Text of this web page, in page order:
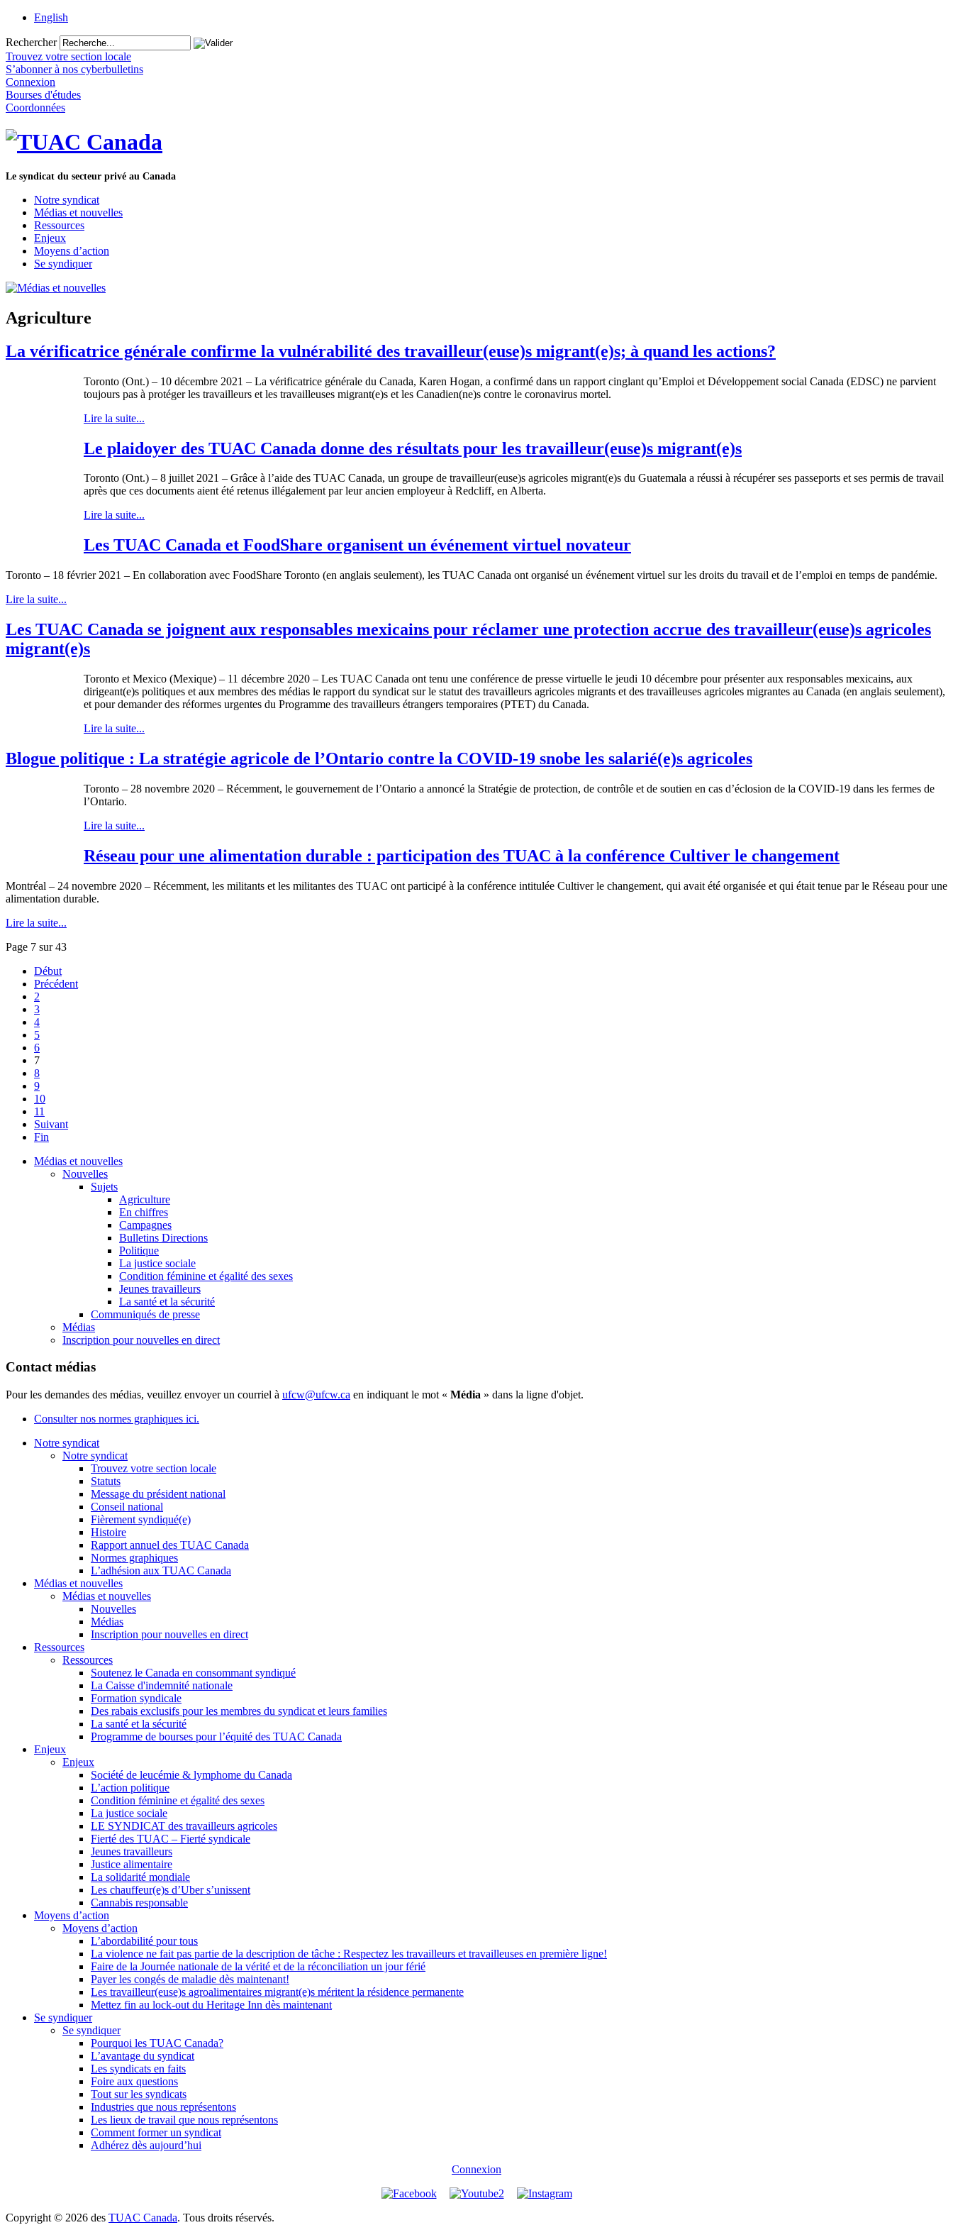
English
Rechercher
Trouvez votre section locale
S’abonner à nos cyberbulletins
Connexion
Bourses d'études
Coordonnées
Le syndicat du secteur privé au Canada
Notre syndicat
Médias et nouvelles
Ressources
Enjeux
Moyens d’action
Se syndiquer
Agriculture
La vérificatrice générale confirme la vulnérabilité des travailleur(euse)s migrant(e)s; à quand les actions?
Toronto (Ont.) – 10 décembre 2021 – La vérificatrice générale du Canada, Karen Hogan, a confirmé dans un rapport cinglant qu’Emploi et Développement social Canada (EDSC) ne parvient
toujours pas à protéger les travailleurs et les travailleuses migrant(e)s et les Canadien(ne)s contre le coronavirus mortel.
Lire la suite...
Le plaidoyer des TUAC Canada donne des résultats pour les travailleur(euse)s migrant(e)s
Toronto (Ont.) – 8 juillet 2021 – Grâce à l’aide des TUAC Canada, un groupe de travailleur(euse)s agricoles migrant(e)s du Guatemala a réussi à récupérer ses passeports et ses permis de travail
après que ces documents aient été retenus illégalement par leur ancien employeur à Redcliff, en Alberta.
Lire la suite...
Les TUAC Canada et FoodShare organisent un événement virtuel novateur
Toronto – 18 février 2021 – En collaboration avec FoodShare Toronto (en anglais seulement), les TUAC Canada ont organisé un événement virtuel sur les droits du travail et de l’emploi en temps de pandémie.
Lire la suite...
Les TUAC Canada se joignent aux responsables mexicains pour réclamer une protection accrue des travailleur(euse)s agricoles
migrant(e)s
Toronto et Mexico (Mexique) – 11 décembre 2020 – Les TUAC Canada ont tenu une conférence de presse virtuelle le jeudi 10 décembre pour présenter aux responsables mexicains, aux
dirigeant(e)s politiques et aux membres des médias le rapport du syndicat sur le statut des travailleurs agricoles migrants et des travailleuses agricoles migrantes au Canada (en anglais seulement),
et pour demander des réformes urgentes du Programme des travailleurs étrangers temporaires (PTET) du Canada.
Lire la suite...
Blogue politique : La stratégie agricole de l’Ontario contre la COVID-19 snobe les salarié(e)s agricoles
Toronto – 28 novembre 2020 – Récemment, le gouvernement de l’Ontario a annoncé la Stratégie de protection, de contrôle et de soutien en cas d’éclosion de la COVID-19 dans les fermes de
l’Ontario.
Lire la suite...
Réseau pour une alimentation durable : participation des TUAC à la conférence Cultiver le changement
Montréal – 24 novembre 2020 – Récemment, les militants et les militantes des TUAC ont participé à la conférence intitulée Cultiver le changement, qui avait été organisée et qui était tenue par le Réseau pour une
alimentation durable.
Lire la suite...
Page 7 sur 43
Début
Précédent
2
3
4
5
6
7
8
9
10
11
Suivant
Fin
Médias et nouvelles
Nouvelles
Sujets
Agriculture
En chiffres
Campagnes
Bulletins Directions
Politique
La justice sociale
Condition féminine et égalité des sexes
Jeunes travailleurs
La santé et la sécurité
Communiqués de presse
Médias
Inscription pour nouvelles en direct
Contact médias
Pour les demandes des médias, veuillez envoyer un courriel à ufcw@ufcw.ca en indiquant le mot « Média » dans la ligne d'objet.
Consulter nos normes graphiques ici.
Notre syndicat
Notre syndicat
Trouvez votre section locale
Statuts
Message du président national
Conseil national
Fièrement syndiqué(e)
Histoire
Rapport annuel des TUAC Canada
Normes graphiques
L’adhésion aux TUAC Canada
Médias et nouvelles
Médias et nouvelles
Nouvelles
Médias
Inscription pour nouvelles en direct
Ressources
Ressources
Soutenez le Canada en consommant syndiqué
La Caisse d'indemnité nationale
Formation syndicale
Des rabais exclusifs pour les membres du syndicat et leurs families
La santé et la sécurité
Programme de bourses pour l’équité des TUAC Canada
Enjeux
Enjeux
Société de leucémie & lymphome du Canada
L’action politique
Condition féminine et égalité des sexes
La justice sociale
LE SYNDICAT des travailleurs agricoles
Fierté des TUAC – Fierté syndicale
Jeunes travailleurs
Justice alimentaire
La solidarité mondiale
Les chauffeur(e)s d’Uber s’unissent
Cannabis responsable
Moyens d’action
Moyens d’action
L’abordabilité pour tous
La violence ne fait pas partie de la description de tâche : Respectez les travailleurs et travailleuses en première ligne!
Faire de la Journée nationale de la vérité et de la réconciliation un jour férié
Payer les congés de maladie dès maintenant!
Les travailleur(euse)s agroalimentaires migrant(e)s méritent la résidence permanente
Mettez fin au lock-out du Heritage Inn dès maintenant
Se syndiquer
Se syndiquer
Pourquoi les TUAC Canada?
L’avantage du syndicat
Les syndicats en faits
Foire aux questions
Tout sur les syndicats
Industries que nous représentons
Les lieux de travail que nous représentons
Comment former un syndicat
Adhérez dès aujourd’hui
Connexion
Copyright © 2026 des TUAC Canada. Tous droits réservés.